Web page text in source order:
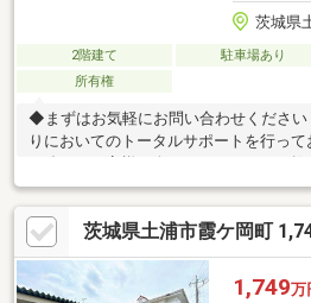
茨城県
2階建て 駐車場あり
所有権
◆まずはお気軽にお問い合わせください
りにおいてのトータルサポートを行って
す。・スタッフ一同、誠心誠意ご対応
験知識が豊富なスタッフが在籍！迅速
す。・お問合せを受けてから即日ご対応
す。・その他物件情報も多数ございま
ください。
茨城県土浦市霞ケ岡町
1,749万